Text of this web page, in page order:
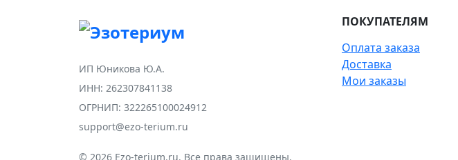
ИП Юникова Ю.А.
ИНН: 262307841138
ОГРНИП: 322265100024912
support@ezo-terium.ru
© 2026 Ezo-terium.ru. Все права защищены.
ПОКУПАТЕЛЯМ
Оплата заказа
Доставка
Мои заказы